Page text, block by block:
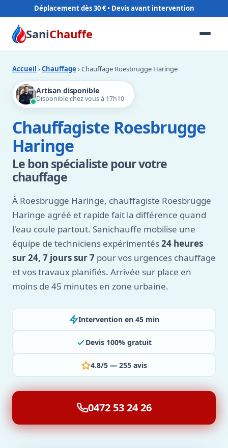
Déplacement dès 30 €
SaniChauffe
Accueil ›Chauffage › Chauffage Roesbrugge Haringe
Artisan disponible
Disponible chez vous à 17h10
Chauffagiste Roesbrugge
Haringe
Le bon spécialiste pour votre
chauffage
À Roesbrugge Haringe, chauffagiste Roesbrugge
Haringe agréé et rapide fait la différence quand
l'eau coule partout. Sanichauffe mobilise une
équipe de techniciens expérimentés24 heures
sur 24, 7 jours sur 7 pour vos urgences chauffage
et vos travaux planifiés. Arrivée sur place en
moins de 45 minutes en zone urbaine.
Intervention en 45 min
Devis 100% gratuit
4.8/5 — 255 avis
0472 53 24 26